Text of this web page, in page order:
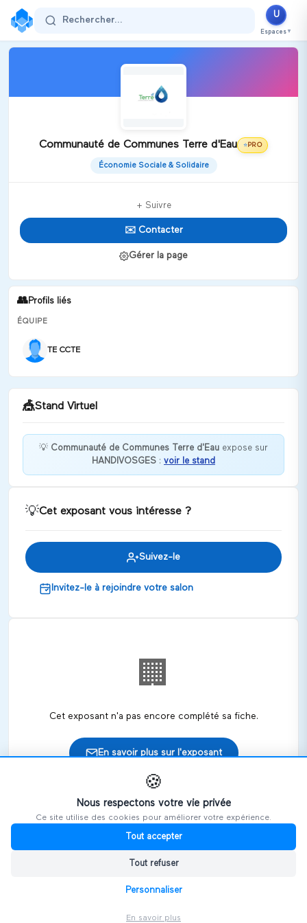
Rechercher...
U
Espaces ▼
Communauté de Communes Terre d'Eau ⭐ PRO
Économie Sociale & Solidaire
+ Suivre
✉️ Contacter
Gérer la page
👥Profils liés
ÉQUIPE
TE CCTE
🎪Stand Virtuel
💡 Communauté de Communes Terre d'Eau expose sur
HANDIVOSGES : voir le stand
💡Cet exposant vous intéresse ?
Suivez-le
Invitez-le à rejoindre votre salon
🏢
Cet exposant n'a pas encore complété sa fiche.
En savoir plus sur l'exposant
🎪Retrouvez cet exposant sur les salons
🍪
Nous respectons votre vie privée
Ce site utilise des cookies pour améliorer votre expérience.
Tout accepter
Tout refuser
Personnaliser
En savoir plus